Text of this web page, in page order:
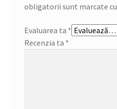
obligatorii sunt marcate cu
Evaluarea ta *
Recenzia ta *